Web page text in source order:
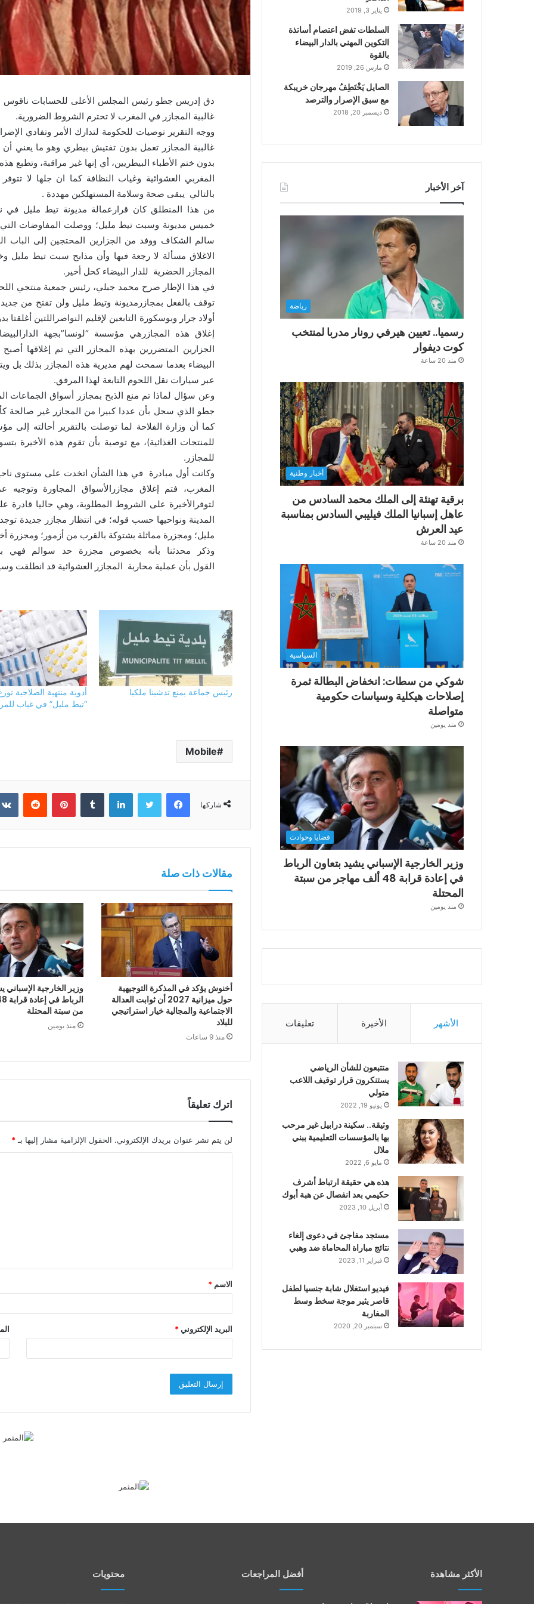
دق إدريس جطو رئيس المجلس الأعلى للحسابات ناقوس
غالبية المجازر في المغرب لا تحترم الشروط الضرورية.
ووجه التقرير توصيات للحكومة لتدارك الأمر وتفادي
غالبية المجازر تعمل بدون تفتيش بيطري وهو ما يعني أن
بدون ختم الأطباء البيطريين، أي إنها غير مراقبة، وتطبع
المغربي العشوائية وغياب النظافة كما ان جلها لا
بالتالي يبقى صحة وسلامة المستهلكين مهددة .
سالم الشكاف ووفد من الجزارين المحتجين إلى الباب
الاغلاق مسألة لا رجعة فيها وأن مذابح سبت تيط
المجازر الحضرية للدار البيضاء كحل أخير.
في هذا الإطار صرح محمد جبلي، رئيس جمعية منتجي
أولاد جرار وبوسكورة التابعين لإقليم النواصراللتين
إغلاق هذه المجازرهي مؤسسة “لونسا”بجهة
الجزارين المتضررين بهذه المجازر التي تم إغلاقها
البيضاء بعدما سمحت لهم مديرية هذه المجازر بذلك بل
عبر سيارات نقل اللحوم التابعة لهذا المرفق.
وعن سؤال لماذا تم منع الذبح بمجازر أسواق الجماعات
جطو الذي سجل بأن عددا كبيرا من المجازر غير صالحة
كما أن وزارة الفلاحة لما توصلت بالتقرير أحالته
للمنتجات الغذائية)، مع توصية بأن تقوم هذه الأخيرة
للمجازر.
وكانت أول مبادرة في هذا الشأن اتخدت على مستوى
المغرب، فتم إغلاق مجازرالأسواق المجاورة وتوجيه
لتوفرالأخيرة على الشروط المطلوبة، وهي حاليا
المدينة ونواحيها حسب قوله؛ في انتظار مجازر جديدة
مليل؛ ومجزرة مماثلة بشتوكة بالقرب من أزمور؛ ومجزرة
وذكر محدثنا بأنه بخصوص مجزرة حد سوالم فهي
القول بأن عملية محاربة المجازر العشوائية قد انطلقت
رئيس جماعة يمنع تدشينا ملكيا
أدوية منتهية الصلاحية
“تيط مليل” في غياب
Mobile
شاركها
فيسبوك تويتر لينكدإن بينتيريست
مقالات ذات صلة
أخنوش يؤكد في المذكرة التوجيهية
حول ميزانية 2027 أن ثوابت العدالة
الاجتماعية والمجالية خيار استراتيجي
للبلاد
منذ 9 ساعات
وزير الخارجية الإسباني
من سبتة المحتلة
منذ يومين
اترك تعليقاً
لن يتم نشر عنوان بريدك الإلكتروني. الحقول الإلزامية مشار إليها بـ*
ق
*
الاسم *
البريد الإلكتروني*
يناير 3, 2019
السلطات تفض اعتصام أساتذة
التكوين المهني بالدار البيضاء
بالقوة
مارس 26, 2019
الصايل يَخْتَطِفُ مهرجان خريبكة
مع سبق الإصرار والترصد
ديسمبر 20, 2018
آخر الأخبار
رياضة
رسميا.. تعيين هيرفي رونار مدربا لمنتخب
كوت ديفوار
منذ 20 ساعة
أخبار وطنية
برقية تهنئة إلى الملك محمد السادس من
عاهل إسبانيا الملك فيليبي السادس بمناسبة
عيد العرش
منذ 20 ساعة
السياسية
شوكي من سطات: انخفاض البطالة ثمرة
إصلاحات هيكلية وسياسات حكومية
متواصلة
منذ يومين
قضايا وحوادث
وزير الخارجية الإسباني يشيد بتعاون الرباط
في إعادة قرابة 48 ألف مهاجر من سبتة
المحتلة
منذ يومين
الأشهر الأخيرة تعليقات
متتبعون للشأن الرياضي
يستنكرون قرار توقيف اللاعب
متولي
يونيو 19, 2022
وثيقة.. سكينة درابيل غير مرحب
بها بالمؤسسات التعليمية ببني
ملال
مايو 6, 2022
هذه هي حقيقة ارتباط أشرف
حكيمي بعد انفصال عن هبة أبوك
أبريل 10, 2023
مستجد مفاجئ في دعوى إلغاء
نتائج مباراة المحاماة ضد وهبي
فبراير 11, 2023
فيديو استغلال شابة جنسيا لطفل
قاصر يثير موجة سخط وسط
المغاربة
سبتمبر 20, 2020
الأكثر مشاهدة أفضل المراجعات محتويات